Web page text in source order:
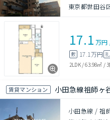
東京都世田谷
17.1 万円
敷 17.1万円 礼
2LDK/63.98㎡ /
賃貸マンション 小田急線祖師ヶ
小田急線 / 祖